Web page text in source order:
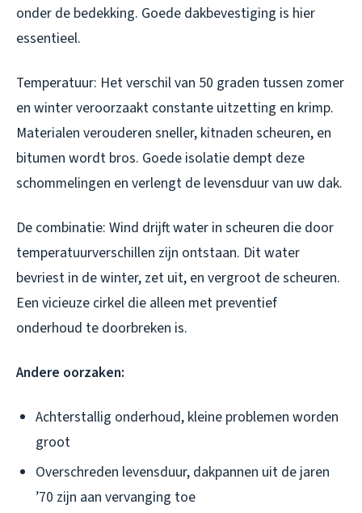
onder de bedekking. Goede dakbevestiging is hier
essentieel.
Temperatuur: Het verschil van 50 graden tussen zomer
en winter veroorzaakt constante uitzetting en krimp.
Materialen verouderen sneller, kitnaden scheuren, en
bitumen wordt bros. Goede isolatie dempt deze
schommelingen en verlengt de levensduur van uw dak.
De combinatie: Wind drijft water in scheuren die door
temperatuurverschillen zijn ontstaan. Dit water
bevriest in de winter, zet uit, en vergroot de scheuren.
Een vicieuze cirkel die alleen met preventief
onderhoud te doorbreken is.
Andere oorzaken:
Achterstallig onderhoud, kleine problemen worden
groot
Overschreden levensduur, dakpannen uit de jaren
’70 zijn aan vervanging toe